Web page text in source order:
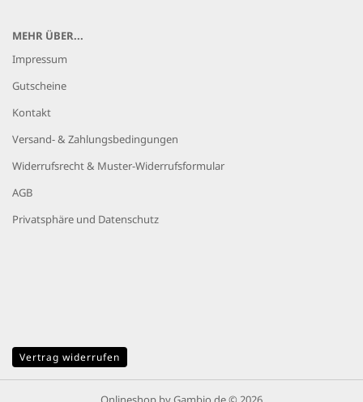
MEHR ÜBER...
Impressum
Gutscheine
Kontakt
Versand- & Zahlungsbedingungen
Widerrufsrecht & Muster-Widerrufsformular
AGB
Privatsphäre und Datenschutz
Vertrag widerrufen